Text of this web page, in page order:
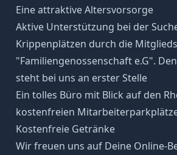
Eine attraktive Altersvorsorge
Aktive Unterstützung bei der
Krippenplätzen durch die
"Familiengenossenschaft e.G".
steht bei uns an erster Stelle
Ein tolles Büro mit Blick auf den
kostenfreien
Kostenfreie Getränke
Wir freuen uns auf Deine Online-